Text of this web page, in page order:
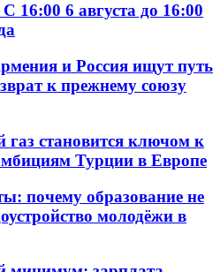
16:00 6 августа до 16:00
и Россия ищут путь
к прежнему союзу
газ становится ключом к
Турции в Европе
почему образование не
молодёжи в